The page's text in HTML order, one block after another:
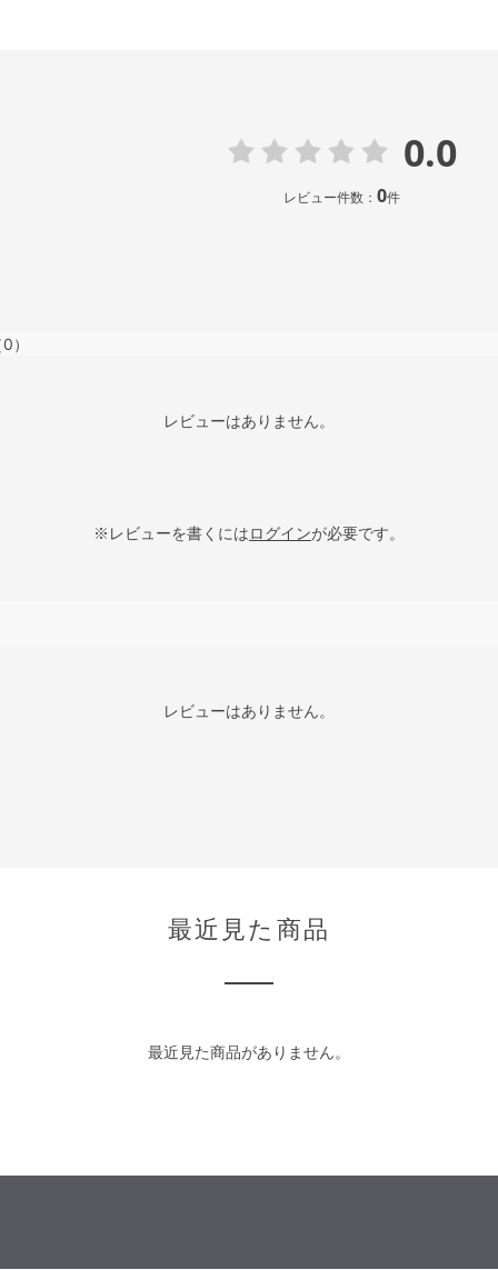
0.0
レビュー件数： 0件
）
レビューはありません。
※レビューを書くにはログインが必要です。
レビューはありません。
最近見た商品
最近見た商品がありません。